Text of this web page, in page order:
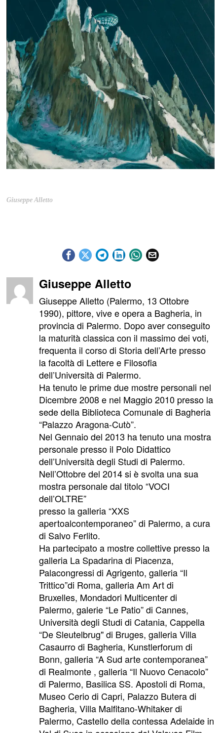
Giuseppe Alletto
Giuseppe Alletto
Giuseppe Alletto (Palermo, 13 Ottobre
1990), pittore, vive e opera a Bagheria, in
provincia di Palermo. Dopo aver conseguito
la maturità classica con il massimo dei voti,
frequenta il corso di Storia dell’Arte presso
la facoltà di Lettere e Filosofia
dell’Università di Palermo.
Ha tenuto le prime due mostre personali nel
Dicembre 2008 e nel Maggio 2010 presso la
sede della Biblioteca Comunale di Bagheria
“Palazzo Aragona-Cutò”.
Nel Gennaio del 2013 ha tenuto una mostra
personale presso il Polo Didattico
dell’Università degli Studi di Palermo.
Nell’Ottobre del 2014 si è svolta una sua
mostra personale dal titolo “VOCI
dell’OLTRE”
presso la galleria “XXS
apertoalcontemporaneo” di Palermo, a cura
di Salvo Ferlito.
Ha partecipato a mostre collettive presso la
galleria La Spadarina di Piacenza,
Palacongressi di Agrigento, galleria “Il
Trittico”di Roma, galleria Am Art di
Bruxelles, Mondadori Multicenter di
Palermo, galerie “Le Patio” di Cannes,
Università degli Studi di Catania, Cappella
“De Sleutelbrug" di Bruges, galleria Villa
Casaurro di Bagheria, Kunstlerforum di
Bonn, galleria “A Sud arte contemporanea”
di Realmonte , galleria “Il Nuovo Cenacolo”
di Palermo, Basilica SS. Apostoli di Roma,
Museo Cerio di Capri, Palazzo Butera di
Bagheria, Villa Malfitano-Whitaker di
Palermo, Castello della contessa Adelaide in